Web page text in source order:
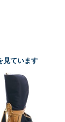
見ています